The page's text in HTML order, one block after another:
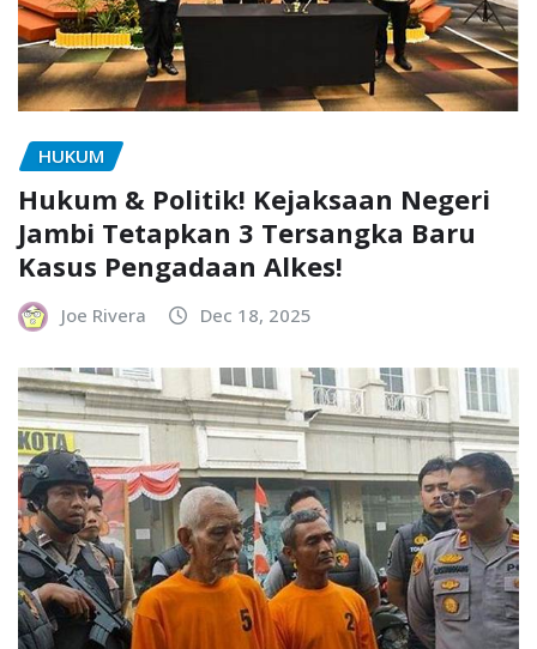
HUKUM
Hukum & Politik! Kejaksaan Negeri
Jambi Tetapkan 3 Tersangka Baru
Kasus Pengadaan Alkes!
Joe Rivera Dec 18, 2025